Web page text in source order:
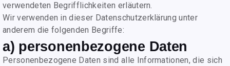
verwendeten Begrifflichkeiten erläutern.
Wir verwenden in dieser Datenschutzerklärung unter
anderem die folgenden Begriffe:
a) personenbezogene Daten
Personenbezogene Daten sind alle Informationen, die sich